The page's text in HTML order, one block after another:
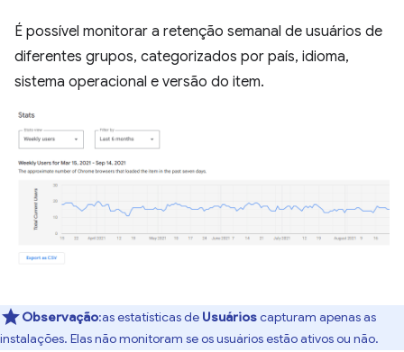
É possível monitorar a retenção semanal de usuários de
diferentes grupos, categorizados por país, idioma,
sistema operacional e versão do item.
Observação:as estatísticas de Usuárioscapturam apenas as
instalações. Elas não monitoram se os usuários estão ativos ou não.